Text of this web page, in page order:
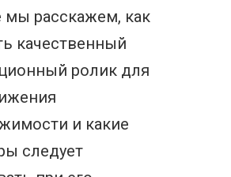
мы расскажем, как
качественный
ролик для
и какие
следует